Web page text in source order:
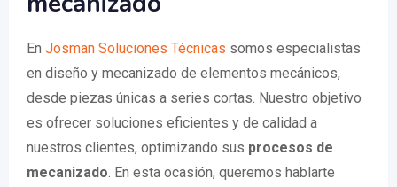
En Josman Soluciones Técnicas somos especialistas
en diseño y mecanizado de elementos mecánicos,
desde piezas únicas a series cortas. Nuestro objetivo
es ofrecer soluciones eficientes y de calidad a
nuestros clientes, optimizando sus procesos de
mecanizado. En esta ocasión, queremos hablarte